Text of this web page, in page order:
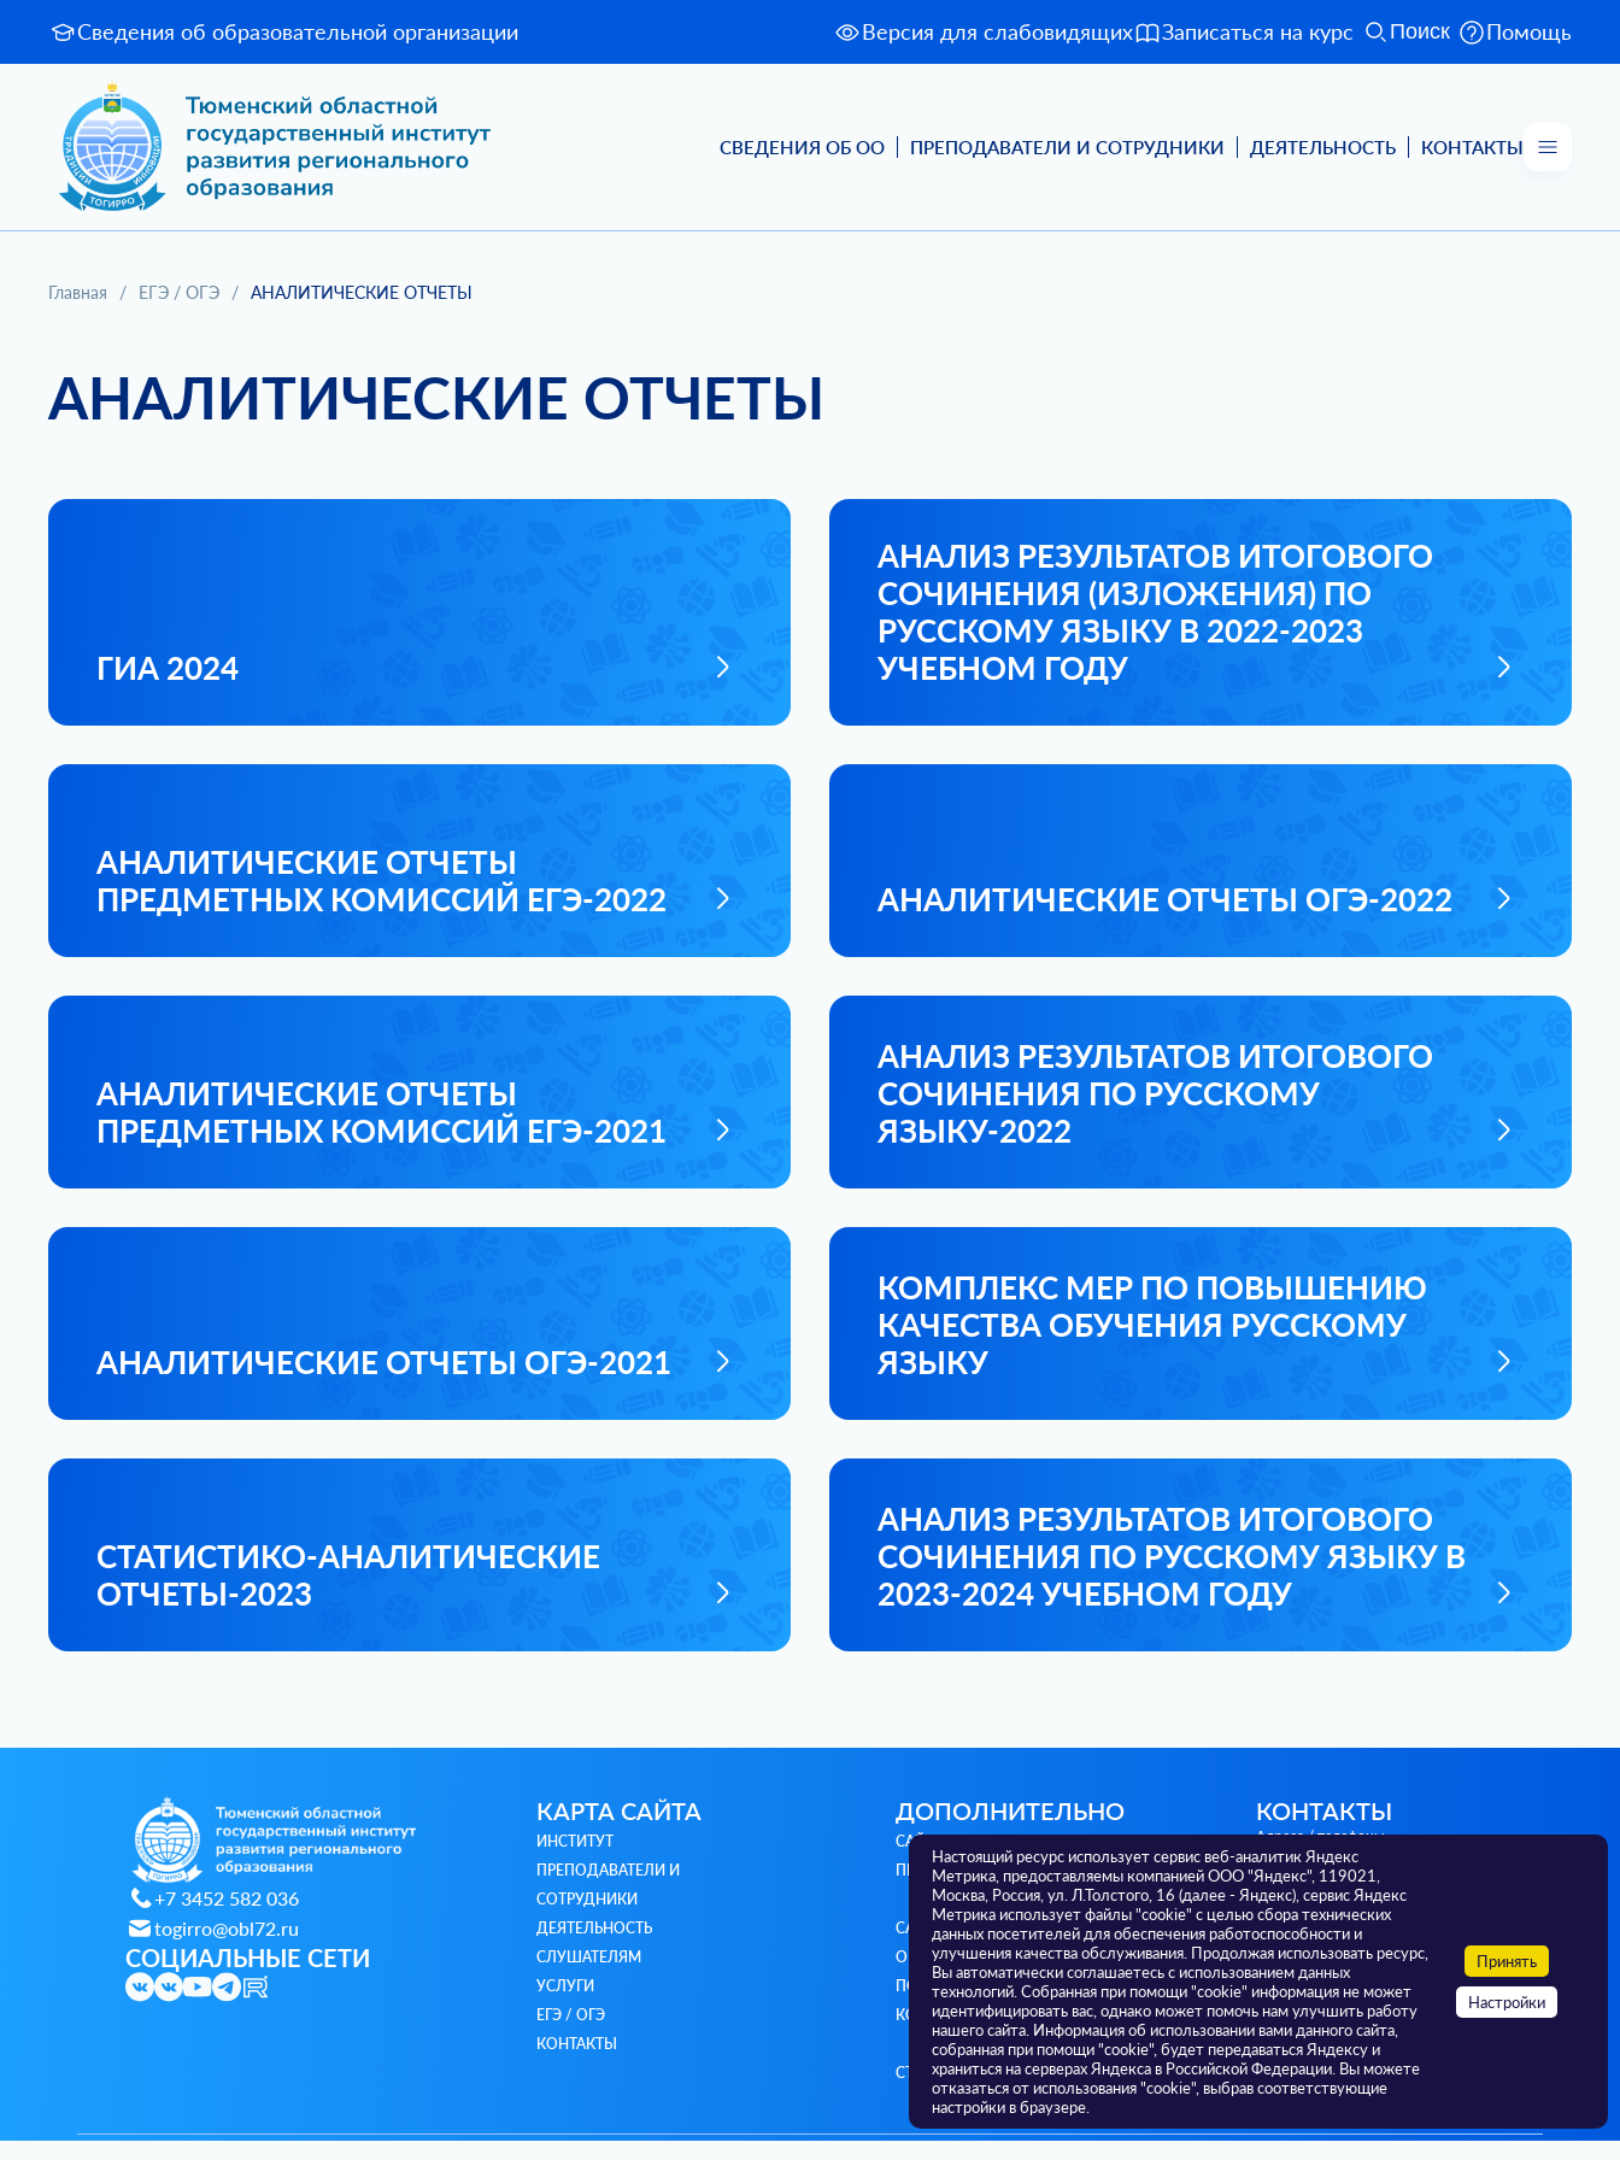
Версия для слабовидящих Помощь
Записаться на курс Поиск
Сведения об образовательной организации
СВЕДЕНИЯ ОБ ОО ПРЕПОДАВАТЕЛИ И СОТРУДНИКИ ДЕЯТЕЛЬНОСТЬ КОНТАКТЫ
Главная / ЕГЭ / ОГЭ / АНАЛИТИЧЕСКИЕ ОТЧЕТЫ
АНАЛИТИЧЕСКИЕ ОТЧЕТЫ
ГИА 2024
АНАЛИЗ РЕЗУЛЬТАТОВ ИТОГОВОГО
СОЧИНЕНИЯ (ИЗЛОЖЕНИЯ) ПО
РУССКОМУ ЯЗЫКУ В 2022-2023
УЧЕБНОМ ГОДУ
АНАЛИТИЧЕСКИЕ ОТЧЕТЫ
ПРЕДМЕТНЫХ КОМИССИЙ ЕГЭ-2022
АНАЛИТИЧЕСКИЕ ОТЧЕТЫ ОГЭ-2022
АНАЛИТИЧЕСКИЕ ОТЧЕТЫ
ПРЕДМЕТНЫХ КОМИССИЙ ЕГЭ-2021
АНАЛИЗ РЕЗУЛЬТАТОВ ИТОГОВОГО
СОЧИНЕНИЯ ПО РУССКОМУ
ЯЗЫКУ-2022
АНАЛИТИЧЕСКИЕ ОТЧЕТЫ ОГЭ-2021
КОМПЛЕКС МЕР ПО ПОВЫШЕНИЮ
КАЧЕСТВА ОБУЧЕНИЯ РУССКОМУ
ЯЗЫКУ
СТАТИСТИКО-АНАЛИТИЧЕСКИЕ
ОТЧЕТЫ-2023
АНАЛИЗ РЕЗУЛЬТАТОВ ИТОГОВОГО
СОЧИНЕНИЯ ПО РУССКОМУ ЯЗЫКУ В
2023-2024 УЧЕБНОМ ГОДУ
+7 3452 582 036
togirro@obl72.ru
СОЦИАЛЬНЫЕ СЕТИ
КАРТА САЙТА
ИНСТИТУТ
ПРЕПОДАВАТЕЛИ И
СОТРУДНИКИ
ДЕЯТЕЛЬНОСТЬ
СЛУШАТЕЛЯМ
УСЛУГИ
ЕГЭ / ОГЭ
КОНТАКТЫ
ДОПОЛНИТЕЛЬНО
САЙТ МИНИСТЕРСТВА
ПРОСВЕЩЕНИЯ РФ
САЙТ МИНИСТЕРСТВА
ОБРАЗОВАНИЯ И НАУКИ РФ
ПОЛИТИКА
КОНФИДЕНЦИАЛЬНОСТИ
СТАРЫЙ САЙТ
КОНТАКТЫ
Адреса / телефоны
г. Тюмень, ул. Советская 56,
625000; +7 3452 582 036
г. Тюмень, ул. Малыгина, 73,
625000; +7 3452 393 174
г. Тюмень, ул. Ленина, 69А, 625000;
+7 3452 638 116
Настоящий ресурс использует сервис веб-аналитик Яндекс
Метрика, предоставляемы компанией ООО "Яндекс", 119021,
Москва, Россия, ул. Л.Толстого, 16 (далее - Яндекс), сервис Яндекс
Метрика использует файлы "cookie" с целью сбора технических
данных посетителей для обеспечения работоспособности и
улучшения качества обслуживания. Продолжая использовать ресурс,
Вы автоматически соглашаетесь с использованием данных
технологий. Собранная при помощи "cookie" информация не может
идентифицировать вас, однако может помочь нам улучшить работу
нашего сайта. Информация об использовании вами данного сайта,
собранная при помощи "cookie", будет передаваться Яндексу и
храниться на серверах Яндекса в Российской Федерации. Вы можете
отказаться от использования "cookie", выбрав соответствующие
настройки в браузере.
Принять
Настройки